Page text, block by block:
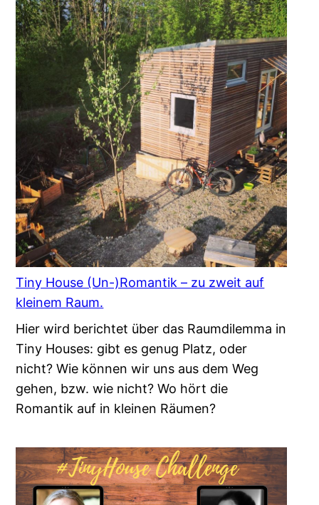
Tiny House (Un-)Romantik – zu zweit auf
kleinem Raum.
Hier wird berichtet über das Raumdilemma in
Tiny Houses: gibt es genug Platz, oder
nicht? Wie können wir uns aus dem Weg
gehen, bzw. wie nicht? Wo hört die
Romantik auf in kleinen Räumen?